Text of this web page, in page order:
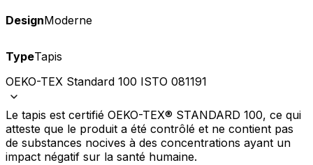
DesignModerne
TypeTapis
OEKO-TEX Standard 100 ISTO 081191
Le tapis est certifié OEKO-TEX® STANDARD 100, ce qui
atteste que le produit a été contrôlé et ne contient pas
de substances nocives à des concentrations ayant un
impact négatif sur la santé humaine.